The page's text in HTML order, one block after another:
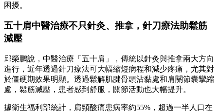
困擾。
五十肩中醫治療不只針灸、推拿，針刀療法助鬆筋
減壓
邱榮鵬說，中醫治療「五十肩」，傳統以針灸與推拿兩大方向
進行，近年透過針刀療法可大幅縮短病程和減少疼痛，尤其對
於僵硬期效果明顯。透過鬆解肌腱骨頭沾黏處和肩關節囊攣縮
處，鬆筋減壓，患者感到舒服，關節活動也大幅提升。
據衛生福利部統計，肩頸酸痛患病率約55%，超過一半人口在